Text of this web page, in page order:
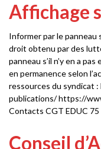
Affichage
Informer par le panneau
droit obtenu par des
panneau s’il n’y en a
en permanence selon
ressources du syndicat
publications/ https://
Contacts CGT EDUC
Conseil